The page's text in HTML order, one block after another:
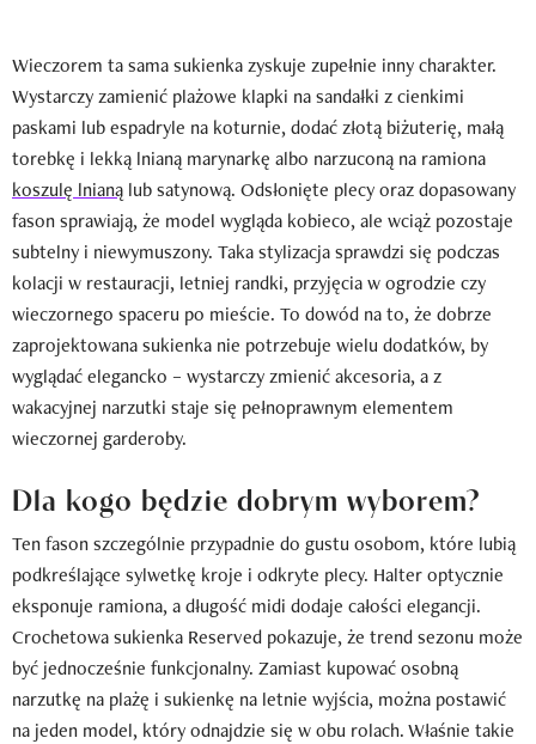
Wieczorem ta sama sukienka zyskuje zupełnie inny charakter.
Wystarczy zamienić plażowe klapki na sandałki z cienkimi
paskami lub espadryle na koturnie, dodać złotą biżuterię, małą
torebkę i lekką lnianą marynarkę albo narzuconą na ramiona
koszulę lnianą lub satynową. Odsłonięte plecy oraz dopasowany
fason sprawiają, że model wygląda kobieco, ale wciąż pozostaje
subtelny i niewymuszony. Taka stylizacja sprawdzi się podczas
kolacji w restauracji, letniej randki, przyjęcia w ogrodzie czy
wieczornego spaceru po mieście. To dowód na to, że dobrze
zaprojektowana sukienka nie potrzebuje wielu dodatków, by
wyglądać elegancko – wystarczy zmienić akcesoria, a z
wakacyjnej narzutki staje się pełnoprawnym elementem
wieczornej garderoby.
Dla kogo będzie dobrym wyborem?
Ten fason szczególnie przypadnie do gustu osobom, które lubią
podkreślające sylwetkę kroje i odkryte plecy. Halter optycznie
eksponuje ramiona, a długość midi dodaje całości elegancji.
Crochetowa sukienka Reserved pokazuje, że trend sezonu może
być jednocześnie funkcjonalny. Zamiast kupować osobną
narzutkę na plażę i sukienkę na letnie wyjścia, można postawić
na jeden model, który odnajdzie się w obu rolach. Właśnie takie